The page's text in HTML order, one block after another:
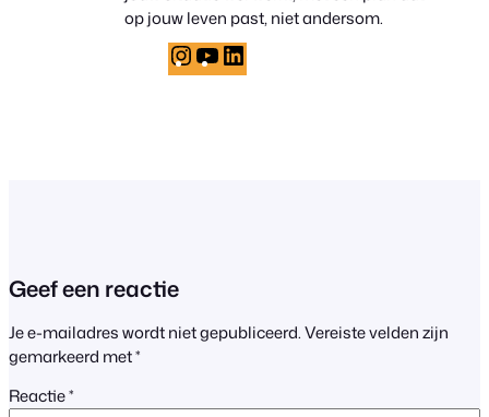
op jouw leven past, niet andersom.
Instagram
YouTube
Geef een reactie
Je e-mailadres wordt niet gepubliceerd.Vereiste velden zijn
gemarkeerd met*
Reactie*